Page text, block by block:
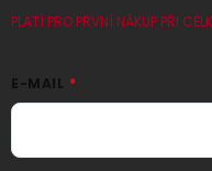
PLATÍ PRO PRVNÍ NÁKUP PŘI
E-MAIL